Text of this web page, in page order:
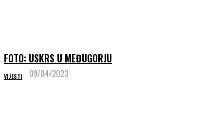
FOTO: USKRS U MEĐUGORJU
VIJESTI 09/04/2023